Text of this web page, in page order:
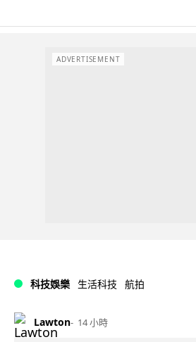
ADVERTISEMENT
科技娛樂 生活科技 航拍
Lawton 14 小時